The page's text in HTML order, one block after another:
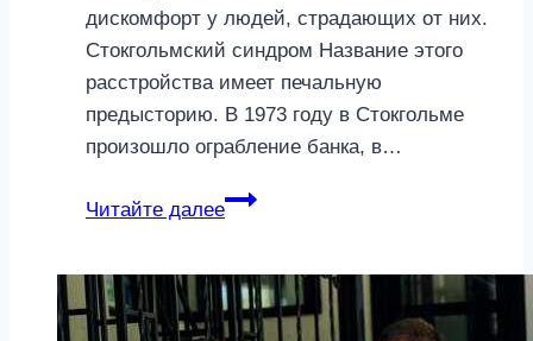
дискомфорт у людей, страдающих от них.
Стокгольмский синдром Название этого
расстройства имеет печальную
предысторию. В 1973 году в Стокгольме
произошло ограбление банка, в…
Читайте далее
Психические
в
честь